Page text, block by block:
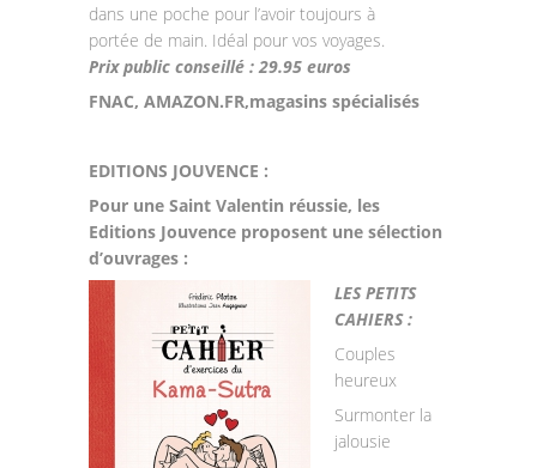
dans une poche pour l’avoir toujours à
portée de main. Idéal pour vos voyages.
Prix public conseillé : 29.95 euros
FNAC, AMAZON.FR,magasins spécialisés
EDITIONS JOUVENCE :
Pour une Saint Valentin réussie, les
Editions Jouvence proposent une sélection
d’ouvrages :
LES PETITS
CAHIERS :
Couples
heureux
Surmonter la
jalousie